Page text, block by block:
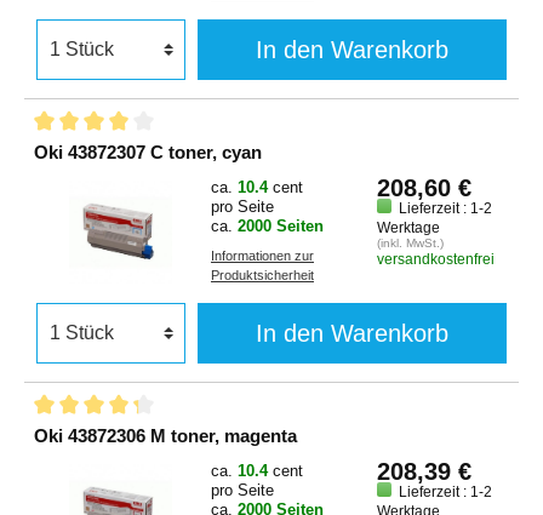
In den Warenkorb
Oki 43872307 C toner, cyan
ca. 10.4 cent
pro Seite
ca. 2000 Seiten
Informationen zur
Produktsicherheit
208,60 €
Lieferzeit : 1-2
Werktage
(inkl. MwSt.)
versandkostenfrei
In den Warenkorb
Oki 43872306 M toner, magenta
ca. 10.4 cent
pro Seite
ca. 2000 Seiten
208,39 €
Lieferzeit : 1-2
Werktage